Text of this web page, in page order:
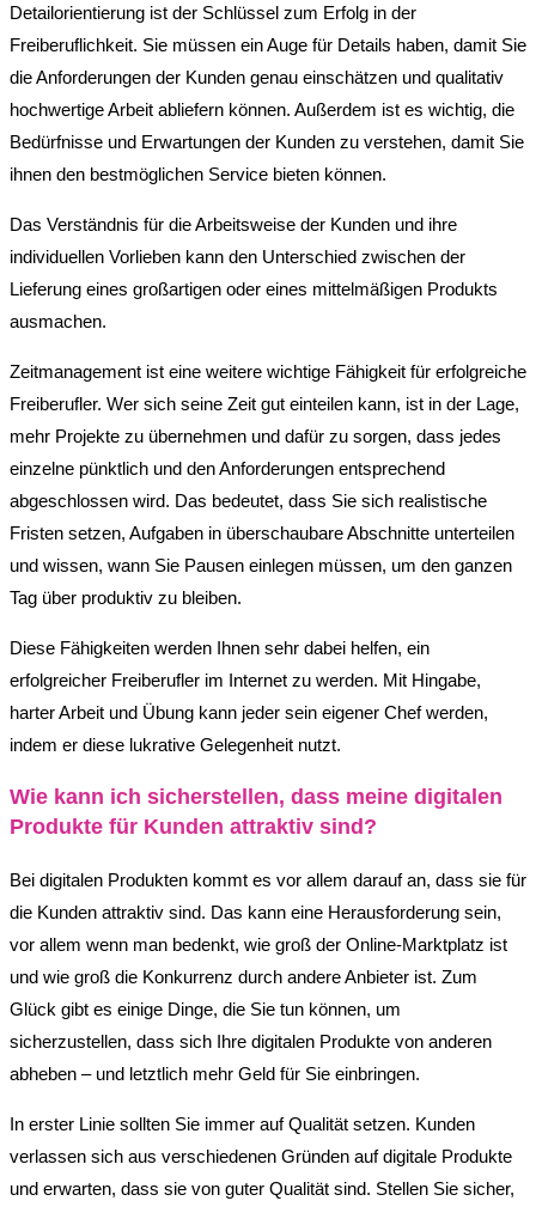
Detailorientierung ist der Schlüssel zum Erfolg in der
Freiberuflichkeit. Sie müssen ein Auge für Details haben, damit Sie
die Anforderungen der Kunden genau einschätzen und qualitativ
hochwertige Arbeit abliefern können. Außerdem ist es wichtig, die
Bedürfnisse und Erwartungen der Kunden zu verstehen, damit Sie
ihnen den bestmöglichen Service bieten können.
Das Verständnis für die Arbeitsweise der Kunden und ihre
individuellen Vorlieben kann den Unterschied zwischen der
Lieferung eines großartigen oder eines mittelmäßigen Produkts
ausmachen.
Zeitmanagement ist eine weitere wichtige Fähigkeit für erfolgreiche
Freiberufler. Wer sich seine Zeit gut einteilen kann, ist in der Lage,
mehr Projekte zu übernehmen und dafür zu sorgen, dass jedes
einzelne pünktlich und den Anforderungen entsprechend
abgeschlossen wird. Das bedeutet, dass Sie sich realistische
Fristen setzen, Aufgaben in überschaubare Abschnitte unterteilen
und wissen, wann Sie Pausen einlegen müssen, um den ganzen
Tag über produktiv zu bleiben.
Diese Fähigkeiten werden Ihnen sehr dabei helfen, ein
erfolgreicher Freiberufler im Internet zu werden. Mit Hingabe,
harter Arbeit und Übung kann jeder sein eigener Chef werden,
indem er diese lukrative Gelegenheit nutzt.
Wie kann ich sicherstellen, dass meine digitalen
Produkte für Kunden attraktiv sind?
Bei digitalen Produkten kommt es vor allem darauf an, dass sie für
die Kunden attraktiv sind. Das kann eine Herausforderung sein,
vor allem wenn man bedenkt, wie groß der Online-Marktplatz ist
und wie groß die Konkurrenz durch andere Anbieter ist. Zum
Glück gibt es einige Dinge, die Sie tun können, um
sicherzustellen, dass sich Ihre digitalen Produkte von anderen
abheben – und letztlich mehr Geld für Sie einbringen.
In erster Linie sollten Sie immer auf Qualität setzen. Kunden
verlassen sich aus verschiedenen Gründen auf digitale Produkte
und erwarten, dass sie von guter Qualität sind. Stellen Sie sicher,